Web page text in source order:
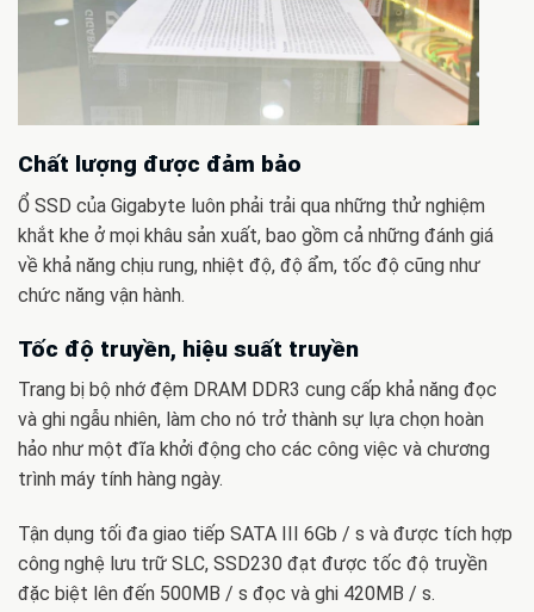
Chất lượng được đảm bảo
Ổ SSD của Gigabyte luôn phải trải qua những thử nghiệm
khắt khe ở mọi khâu sản xuất, bao gồm cả những đánh giá
về khả năng chịu rung, nhiệt độ, độ ẩm, tốc độ cũng như
chức năng vận hành.
Tốc độ truyền, hiệu suất truyền
Trang bị bộ nhớ đệm DRAM DDR3 cung cấp khả năng đọc
và ghi ngẫu nhiên, làm cho nó trở thành sự lựa chọn hoàn
hảo như một đĩa khởi động cho các công việc và chương
trình máy tính hàng ngày.
Tận dụng tối đa giao tiếp SATA III 6Gb / s và được tích hợp
công nghệ lưu trữ SLC, SSD230 đạt được tốc độ truyền
đặc biệt lên đến 500MB / s đọc và ghi 420MB / s.